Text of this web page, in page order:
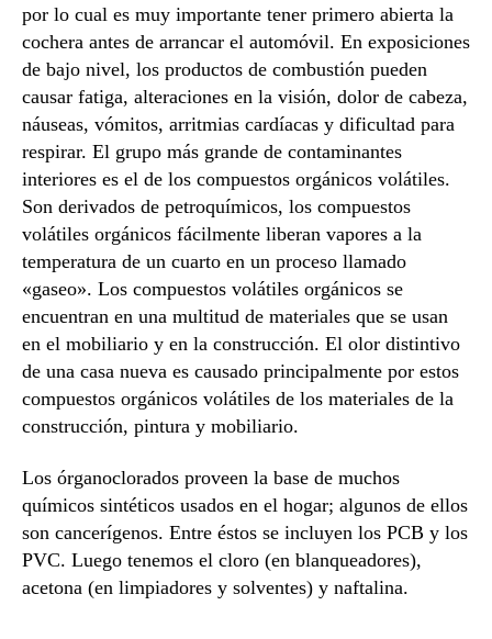
por lo cual es muy importante tener primero abierta la
cochera antes de arrancar el automóvil. En exposiciones
de bajo nivel, los productos de combustión pueden
causar fatiga, alteraciones en la visión, dolor de cabeza,
náuseas, vómitos, arritmias cardíacas y dificultad para
respirar. El grupo más grande de contaminantes
interiores es el de los compuestos orgánicos volátiles.
Son derivados de petroquímicos, los compuestos
volátiles orgánicos fácilmente liberan vapores a la
temperatura de un cuarto en un proceso llamado
«gaseo». Los compuestos volátiles orgánicos se
encuentran en una multitud de materiales que se usan
en el mobiliario y en la construcción. El olor distintivo
de una casa nueva es causado principalmente por estos
compuestos orgánicos volátiles de los materiales de la
construcción, pintura y mobiliario.
Los órganoclorados proveen la base de muchos
químicos sintéticos usados en el hogar; algunos de ellos
son cancerígenos. Entre éstos se incluyen los PCB y los
PVC. Luego tenemos el cloro (en blanqueadores),
acetona (en limpiadores y solventes) y naftalina.